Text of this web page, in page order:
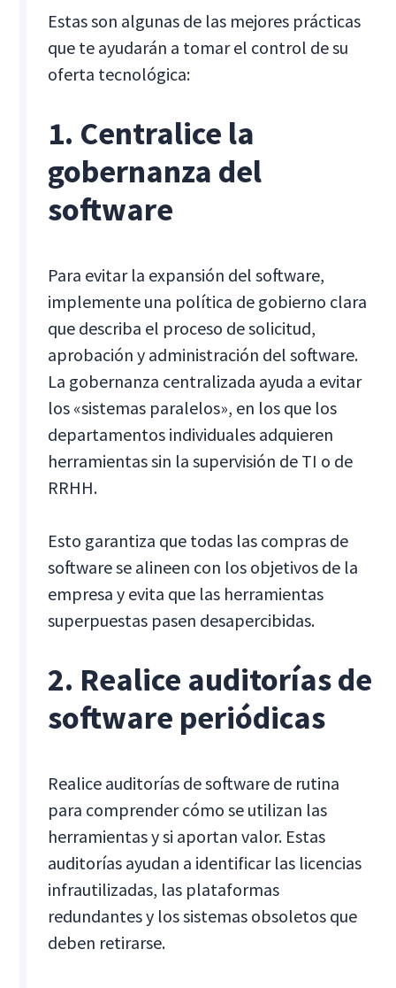
Estas son algunas de las mejores prácticas
que te ayudarán a tomar el control de su
oferta tecnológica:
1. Centralice la
gobernanza del
software
Para evitar la expansión del software,
implemente una política de gobierno clara
que describa el proceso de solicitud,
aprobación y administración del software.
La gobernanza centralizada ayuda a evitar
los «sistemas paralelos», en los que los
departamentos individuales adquieren
herramientas sin la supervisión de TI o de
RRHH.
Esto garantiza que todas las compras de
software se alineen con los objetivos de la
empresa y evita que las herramientas
superpuestas pasen desapercibidas.
2. Realice auditorías de
software periódicas
Realice auditorías de software de rutina
para comprender cómo se utilizan las
herramientas y si aportan valor. Estas
auditorías ayudan a identificar las licencias
infrautilizadas, las plataformas
redundantes y los sistemas obsoletos que
deben retirarse.